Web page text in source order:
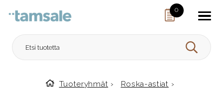
0
HAE
Etusivulle
Tuoteryhmät › Roska-astiat ›